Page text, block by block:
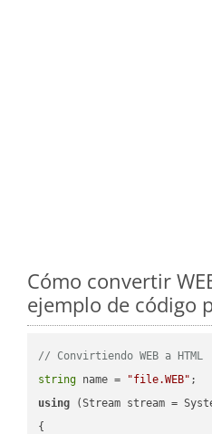
Cómo convertir
ejemplo de código
// Convirtiendo WEB a HTML
string name = "file.WEB"
using (Stream stream =
{